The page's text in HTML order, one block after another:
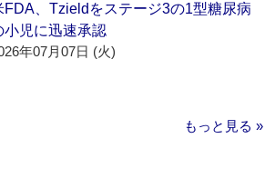
FDA、Tzieldをステージ3の1型糖尿病
小児に迅速承認
年07月07日 (火)
もっと見る »